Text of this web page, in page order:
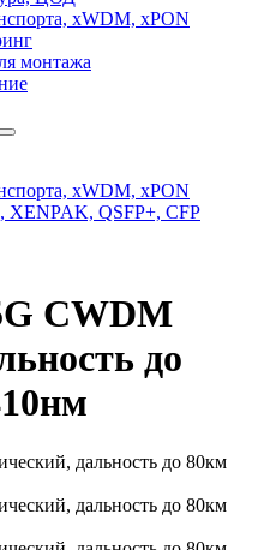
xWDM, xPON
монтажа
xWDM, xPON
XENPAK, QSFP+, CFP
CWDM
до